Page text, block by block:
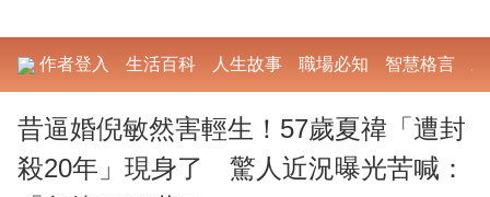
作者登入 生活百科 人生故事 職場必知 智慧格言
昔逼婚倪敏然害輕生！57歲夏禕「遭封
殺20年」現身了 驚人近況曝光苦喊：